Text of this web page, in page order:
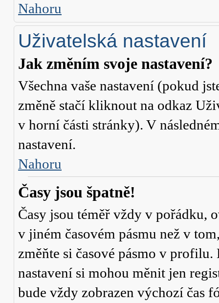
Nahoru
Uživatelská nastavení
Jak změním svoje nastavení?
Všechna vaše nastavení (pokud
změně stačí kliknout na odkaz
v horní části stránky). V
nastavení.
Nahoru
Časy jsou špatně!
Časy jsou téměř vždy v pořádku,
v jiném časovém pásmu než v
změňte si časové pásmo v profilu.
nastavení si mohou měnit jen
bude vždy zobrazen výchozí čas